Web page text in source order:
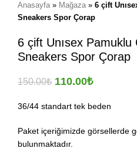
Anasayfa » Mağaza » 6 çift
Sneakers Spor Çorap
6 çift Unısex
Sneakers Spor Çorap
150.00₺ 110.00₺
36/44 standart tek beden
Paket içeriğimizde görsellerde
bulunmaktadır.